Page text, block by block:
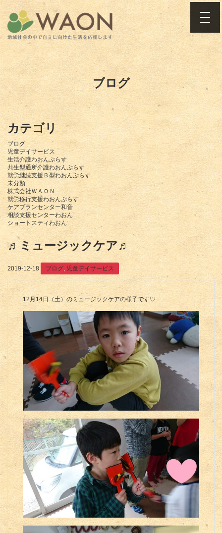
ブログ
カテゴリ
ブログ
児童デイサービス
生活介護わおんぷらす
共生型通所介護わおんぷらす
就労継続支援Ｂ型わおんぷらす
未分類
株式会社ＷＡＯＮ
就労移行支援わおんぷらす
ケアプランセンター和音
相談支援センターわおん
ショートスティわおん
♬ミュージックケア♬
2019-12-18 ブログ, 児童デイサービス
12月14日（土）のミュージックケアの様子です♡